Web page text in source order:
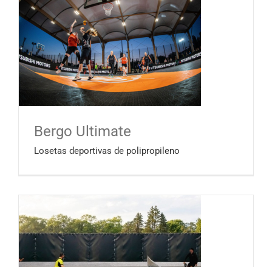
Bergo Ultimate
Losetas deportivas de polipropileno